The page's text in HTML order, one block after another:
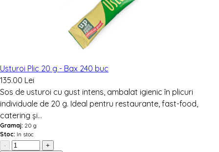
Usturoi Plic 20 g - Bax 240 buc
135.00 Lei
Sos de usturoi cu gust intens, ambalat igienic în plicuri
individuale de 20 g. Ideal pentru restaurante, fast-food,
catering și...
Gramaj: 20 g
Stoc: In stoc
-
+